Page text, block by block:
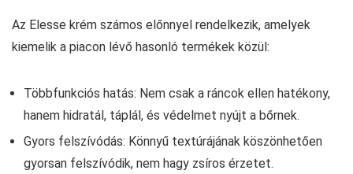
Az Elesse krém számos előnnyel rendelkezik, amelyek
kiemelik a piacon lévő hasonló termékek közül:
Többfunkciós hatás: Nem csak a ráncok ellen hatékony,
hanem hidratál, táplál, és védelmet nyújt a bőrnek.
Gyors felszívódás: Könnyű textúrájának köszönhetően
gyorsan felszívódik, nem hagy zsíros érzetet.